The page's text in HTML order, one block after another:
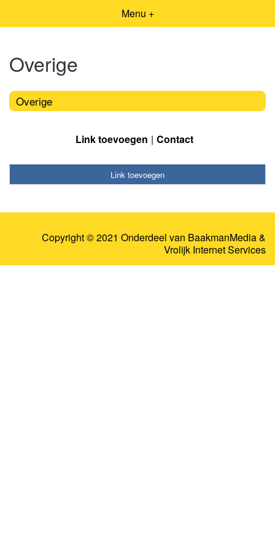
Menu +
Overige
Overige
Link toevoegen Contact
Link toevoegen
Copyright © 2021 Onderdeel van BaakmanMedia&
Vrolijk Internet Services